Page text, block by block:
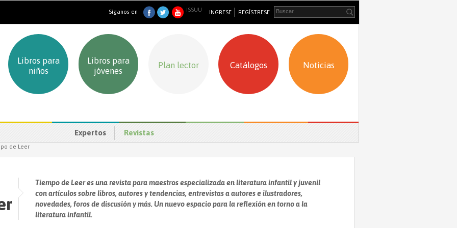
Síganos en ISSUU INGRESE REGÍSTRESE
Libros para
niños
Libros para
jóvenes
Plan lector Catálogos Noticias
Expertos Revistas
de Leer
Tiempo de Leer es una revista para maestros especializada en literatura infantil y juvenil
con artículos sobre libros, autores y tendencias, entrevistas a autores e ilustradores,
novedades, foros de discusión y más. Un nuevo espacio para la reflexión en torno a la
literatura infantil.